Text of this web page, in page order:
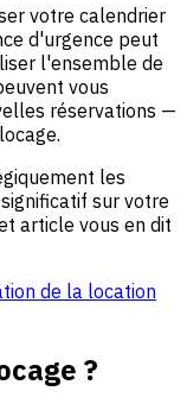
votre calendrier
d'urgence peut
l'ensemble de
vous
réservations —
les
sur votre
article vous en dit
de la location
?